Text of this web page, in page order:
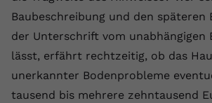
Baubeschreibung und den späteren
der Unterschrift vom unabhängigen
lässt, erfährt rechtzeitig, ob das
unerkannter Bodenprobleme
tausend bis mehrere zehntausend
YouTube setzt dieses
eingebettete YouTube-
registriert anonyme